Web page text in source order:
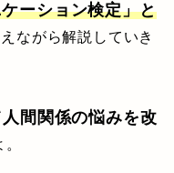
ーション検定」と
ながら解説していき
間関係の悩みを改